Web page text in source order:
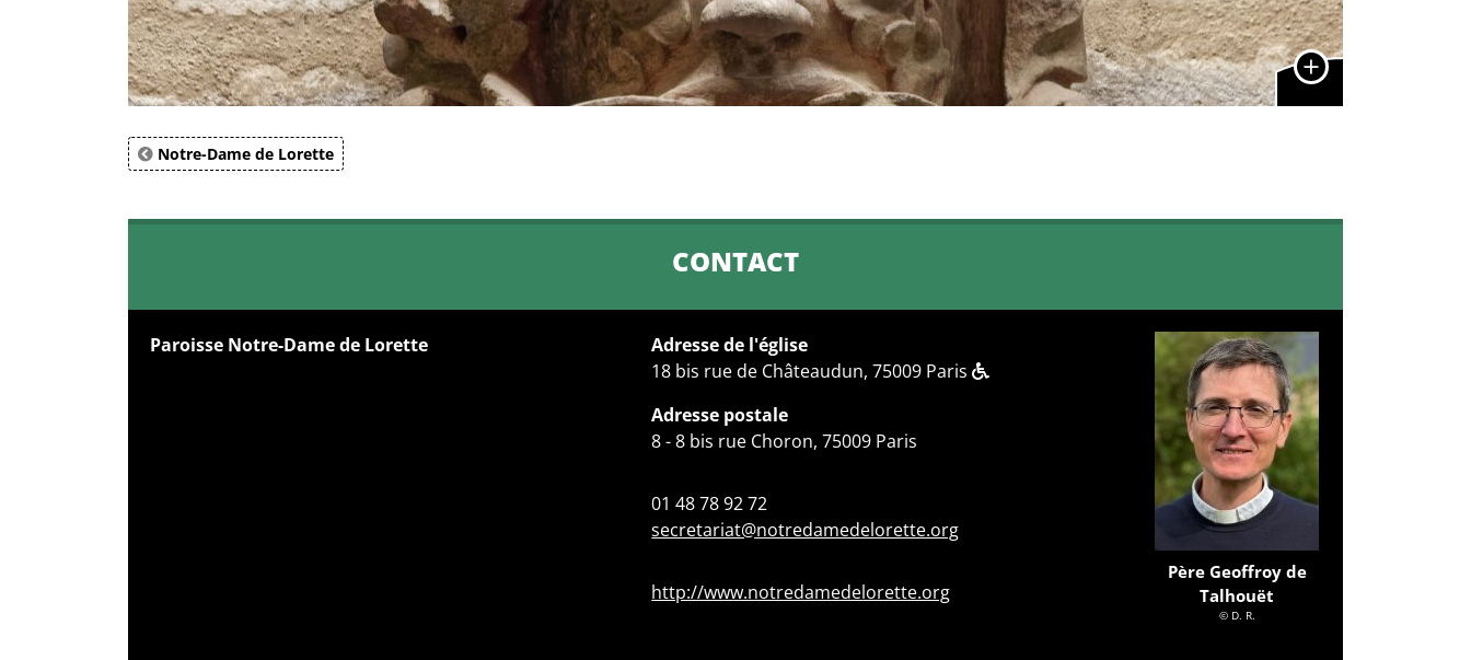
Notre-Dame de Lorette
CONTACT
Paroisse Notre-Dame de Lorette
Adresse de l'église
18 bis rue de Châteaudun, 75009 Paris
Adresse postale
8 - 8 bis rue Choron, 75009 Paris
01 48 78 92 72
secretariat@notredamedelorette.org
http://www.notredamedelorette.org
Père Geoffroy de
Talhouët
© D. R.